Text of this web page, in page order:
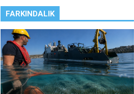
FARKINDALIK